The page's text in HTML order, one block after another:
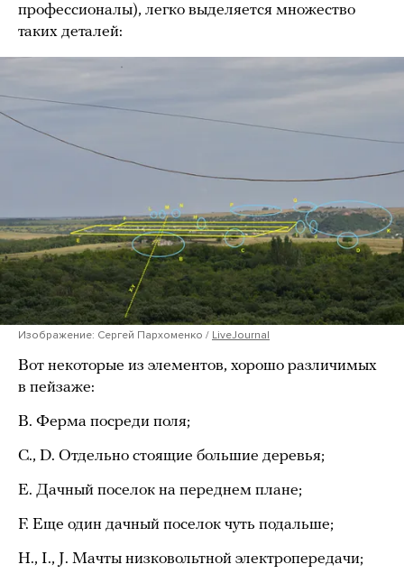
профессионалы), легко выделяется множество
таких деталей:
Изображение: Сергей Пархоменко / LiveJournal
Вот некоторые из элементов, хорошо различимых
в пейзаже:
B. Ферма посреди поля;
C., D. Отдельно стоящие большие деревья;
E. Дачный поселок на переднем плане;
F. Еще один дачный поселок чуть подальше;
H., I., J. Мачты низковольтной электропередачи;